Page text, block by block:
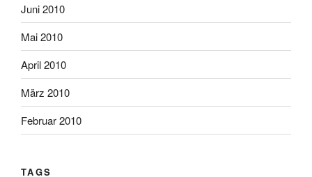
Juni 2010
Mai 2010
April 2010
März 2010
Februar 2010
TAGS